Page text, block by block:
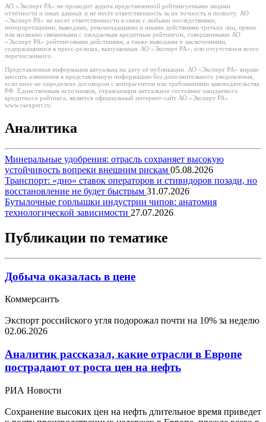
АО «Эксперт РА» не проводит аудита представленной рейтингуемыми лицами
отчётности и иных данных и не несёт ответственность за их точность и полноту. АО
«Эксперт РА» не несет ответственности в связи с любыми последствиями,
интерпретациями, выводами, рекомендациями и иными действиями третьих лиц, прямо
или косвенно связанными с ожидаемым кредитным рейтингом, совершенными АО
«Эксперт РА» рейтинговыми действиями, а также выводами и заключениями,
содержащимися в пресс-релизах, выпущенных АО «Эксперт РА», или отсутствием всего
перечисленного.
Представленная информация актуальна на дату её публикации. АО «Эксперт РА» вправе
вносить изменения в представленную информацию без дополнительного уведомления,
если иное не определено договором с контрагентом или требованиями законодательства
РФ. Единственным источником, отражающим актуальное состояние ожидаемого
кредитного рейтинга, является официальный интернет-сайт АО «Эксперт РА»
www.raexpert.ru.
Аналитика
Минеральные удобрения: отрасль сохраняет высокую
устойчивость вопреки внешним рискам 05.08.2026
Транспорт: «дно» ставок операторов и стивидоров позади, но
восстановление не будет быстрым 31.07.2026
Бутылочные горлышки индустрии чипов: анатомия
технологической зависимости 27.07.2026
Публикации по тематике
Добыча оказалась в цене
Коммерсантъ
Экспорт российского угля подорожал почти на 10% за неделю
02.06.2026
Аналитик рассказал, какие отрасли в Европе
пострадают от роста цен на нефть
РИА Новости
Сохранение высоких цен на нефть длительное время приведет